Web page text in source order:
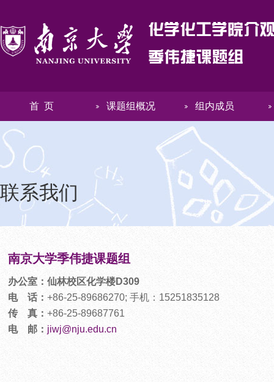
首 页 课题组概况 组内成员
联系我们
南京大学季伟捷课题组
办公室：仙林校区化学楼D309
电 话： +86-25-89686270; 手机：15251835128
传 真： +86-25-89687761
电 邮： jiwj@nju.edu.cn